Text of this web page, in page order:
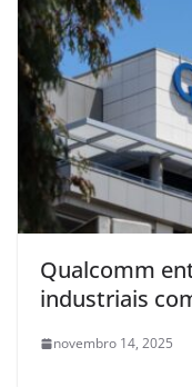
Qualcomm
industriais
novembro 14, 2025